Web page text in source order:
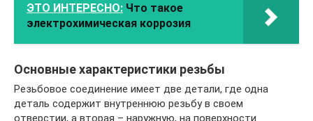
ЭТО ИНТЕРЕСНО: Что такое
электрохимическая коррозия
Основные характеристики резьбы
Резьбовое соединение имеет две детали, где одна
деталь содержит внутреннюю резьбу в своем
отверстии, а вторая – наружную, на поверхности